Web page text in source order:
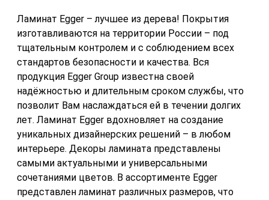
Ламинат Egger – лучшее из дерева! Покрытия
изготавливаются на территории России – под
тщательным контролем и с соблюдением всех
стандартов безопасности и качества. Вся
продукция Egger Group известна своей
надёжностью и длительным сроком службы, что
позволит Вам наслаждаться ей в течении долгих
лет. Ламинат Egger вдохновляет на создание
уникальных дизайнерских решений – в любом
интерьере. Декоры ламината представлены
самыми актуальными и универсальными
сочетаниями цветов. В ассортименте Egger
представлен ламинат различных размеров, что